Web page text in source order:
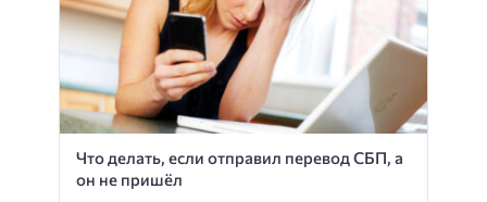
Что делать, если отправил перевод СБП, а
он не пришёл